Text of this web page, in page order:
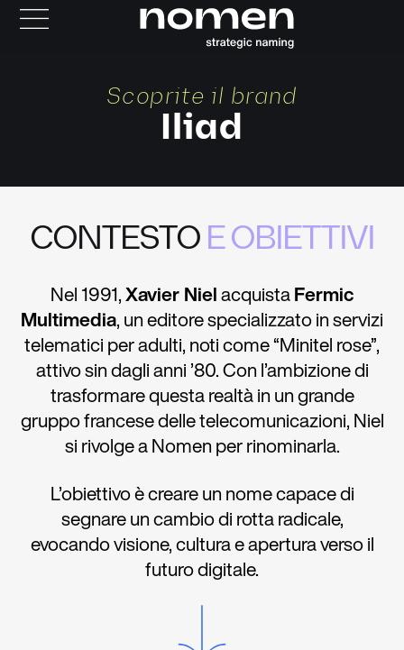
Scoprite il brand
Iliad
CONTESTO E OBIETTIVI
Nel 1991,Xavier NielacquistaFermic
Multimedia, un editore specializzato in servizi
telematici per adulti, noti come “Minitel rose”,
attivo sin dagli anni ’80. Con l’ambizione di
trasformare questa realtà in un grande
gruppo francese delle telecomunicazioni, Niel
si rivolge a Nomen per rinominarla.
L’obiettivo è creare un nome capace di
segnare un cambio di rotta radicale,
evocando visione, cultura e apertura verso il
futuro digitale.